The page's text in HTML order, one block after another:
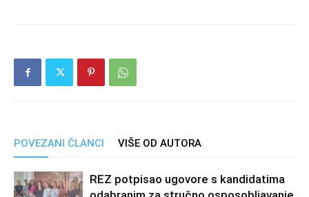
POVEZANI ČLANCI VIŠE OD AUTORA
REZ potpisao ugovore s kandidatima